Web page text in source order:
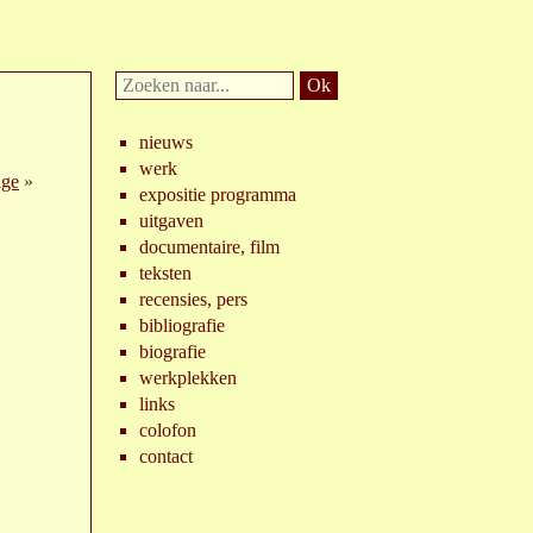
»
Doorzoek
website:
nieuws
werk
expositie programma
uitgaven
documentaire, film
teksten
recensies, pers
bibliografie
biografie
werkplekken
links
colofon
contact